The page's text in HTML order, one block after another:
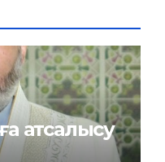
атсалысу